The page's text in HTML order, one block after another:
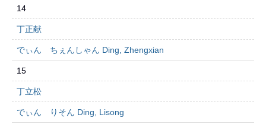
14
丁正献
でぃん ちぇんしゃん Ding, Zhengxian
15
丁立松
でぃん りそん Ding, Lisong